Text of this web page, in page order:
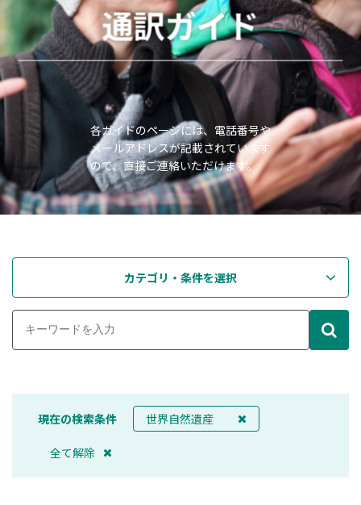
通訳ガイド
各ガイドのページには、電話番号や
メールアドレスが記載されています
ので、直接ご連絡いただけます。
カテゴリ・条件を選択
現在の検索条件 世界自然遺産
全て解除